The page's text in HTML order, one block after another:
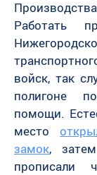
Работать
войск, так
полигоне
помощи.
место
замок,